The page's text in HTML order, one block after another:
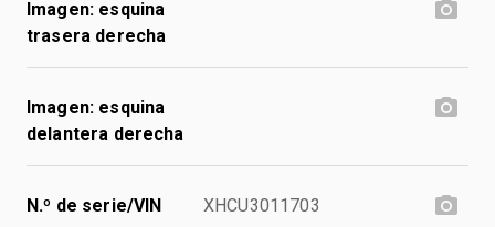
Imagen: esquina
trasera derecha
Imagen: esquina
delantera derecha
N.º de serie/VIN XHCU3011703